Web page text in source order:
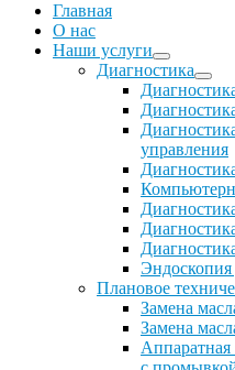
Главная
О нас
Наши услуги
Диагностика
управления
Эндоскопия
Плановое
Замена
Замена